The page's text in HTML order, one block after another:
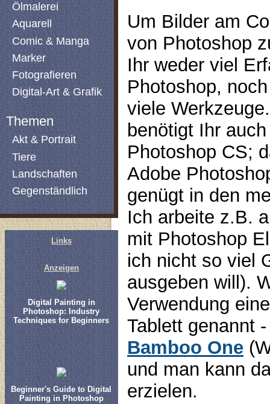
Ölmalerei
Aquarell
Comic & Manga
Marker
Fotografieren
Digital-Art & Grafik
Themen
Akt & Portrait
Tiere
Landschaften
Gegenständlich
Links
Anzeigen
Digital Painting in
Photoshop: Industry
Techniques for Beginners
Beginner's Guide to Digital
Painting in Photoshop
Um Bilder am
von Photoshop
Ihr weder viel
Photoshop,
viele
benötigt Ihr
Photoshop CS;
Adobe
genügt in den
Ich arbeite z.B.
mit Photoshop
ich nicht so viel
ausgeben will).
Verwendung
Tablett genannt
Bamboo One
und man kann
erzielen.